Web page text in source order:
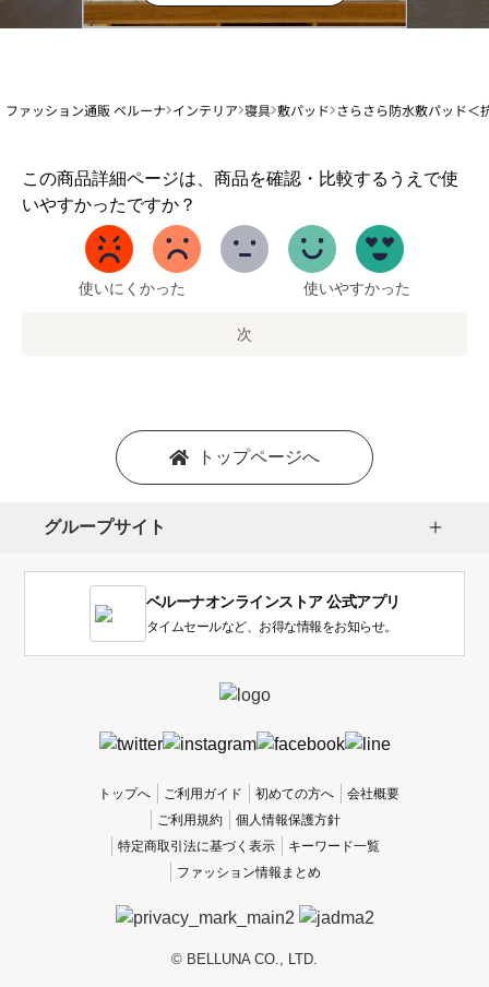
ファッション通販 ベルーナ インテリア 寝具 敷パッド さらさら防水敷パッド＜
この商品詳細ページは、商品を確認・比較するうえで使
いやすかったですか？
1
か
い
使いにくかった 使いやすかった
次
トップページへ
グループサイト
ベルーナオンラインストア 公式アプリ
タイムセールなど、お得な情報をお知らせ。
トップへ ご利用ガイド 初めての方へ
会社概要
ご利用規約
個人情報保護方針
特定商取引法に基づく表示
キーワード一覧
ファッション情報まとめ
© BELLUNA CO., LTD.